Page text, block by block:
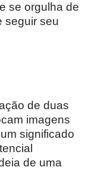
se orgulha de
seguir seu
de duas
imagens
significado
de uma